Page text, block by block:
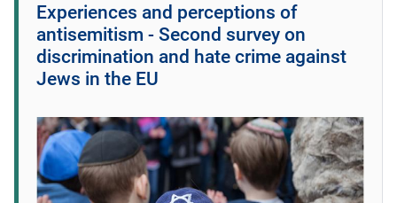
Experiences and perceptions of
antisemitism - Second survey on
discrimination and hate crime against
Jews in the EU